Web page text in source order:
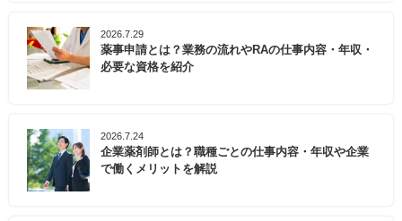
2026.7.29
薬事申請とは？業務の流れやRAの仕事内容・年収・
必要な資格を紹介
2026.7.24
企業薬剤師とは？職種ごとの仕事内容・年収や企業
で働くメリットを解説